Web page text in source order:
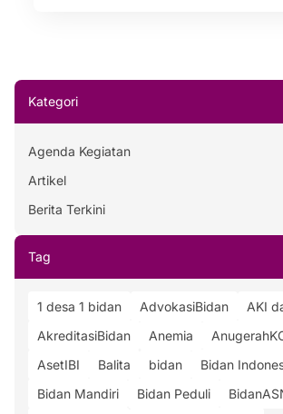
Kategori
Agenda Kegiatan
Artikel
Berita Terkini
Tag
1 desa 1 bidan AdvokasiBidan
AKI
AkreditasiBidan
Anemia
AsetIBI
Balita bidan
Bidan
Bidan Mandiri
Bidan Peduli